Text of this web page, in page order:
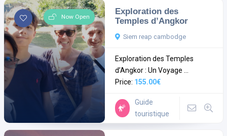
Now Open
Exploration des
Temples d’Angkor
Siem reap cambodge
Exploration des Temples
d’Angkor : Un Voyage ...
Price: 155.00€
Guide
touristique